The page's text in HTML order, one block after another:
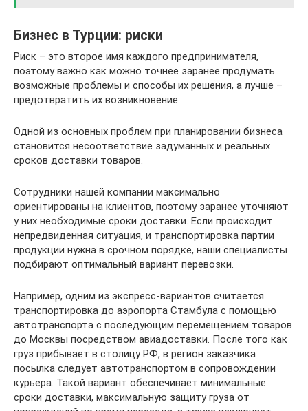
Бизнес в Турции: риски
Риск – это второе имя каждого предпринимателя,
поэтому важно как можно точнее заранее продумать
возможные проблемы и способы их решения, а лучше –
предотвратить их возникновение.
Одной из основных проблем при планировании бизнеса
становится несоответствие задуманных и реальных
сроков доставки товаров.
Сотрудники нашей компании максимально
ориентированы на клиентов, поэтому заранее уточняют
у них необходимые сроки доставки. Если происходит
непредвиденная ситуация, и транспортировка партии
продукции нужна в срочном порядке, наши специалисты
подбирают оптимальный вариант перевозки.
Например, одним из экспресс-вариантов считается
транспортировка до аэропорта Стамбула с помощью
автотранспорта с последующим перемещением товаров
до Москвы посредством авиадоставки. После того как
груз прибывает в столицу РФ, в регион заказчика
посылка следует автотранспортом в сопровождении
курьера. Такой вариант обеспечивает минимальные
сроки доставки, максимальную защиту груза от